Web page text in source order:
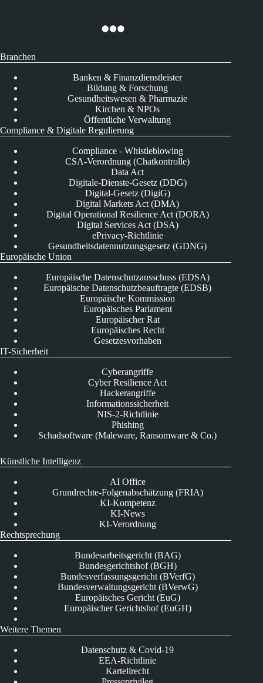
Branchen
Banken & Finanzdienstleister
Bildung & Forschung
Gesundheitswesen & Pharmazie
Kirchen & NPOs
Öffentliche Verwaltung
Compliance & Digitale Regulierung
Compliance - Whistleblowing
CSA-Verordnung (Chatkontrolle)
Data Act
Digitale-Dienste-Gesetz (DDG)
Digital-Gesetz (DigiG)
Digital Markets Act (DMA)
Digital Operational Resilience Act (DORA)
Digital Services Act (DSA)
ePrivacy-Richtlinie
Gesundheitsdatennutzungsgesetz (GDNG)
Europäische Union
Europäische Datenschutzausschuss (EDSA)
Europäische Datenschutzbeauftragte (EDSB)
Europäische Kommission
Europäisches Parlament
Europäischer Rat
Europäisches Recht
Gesetzesvorhaben
IT-Sicherheit
Cyberangriffe
Cyber Resilience Act
Hackerangriffe
Informationssicherheit
NIS-2-Richtlinie
Phishing
Schadsoftware (Maleware, Ransomware & Co.)
Künstliche Intelligenz
AI Office
Grundrechte-Folgenabschätzung (FRIA)
KI-Kompetenz
KI-News
KI-Verordnung
Rechtsprechung
Bundesarbeitsgericht (BAG)
Bundesgerichtshof (BGH)
Bundesverfassungsgericht (BVerfG)
Bundesverwaltungsgericht (BVerwG)
Europäisches Gericht (EuG)
Europäischer Gerichtshof (EuGH)
Weitere Themen
Datenschutz & Covid-19
EEA-Richtlinie
Kartellrecht